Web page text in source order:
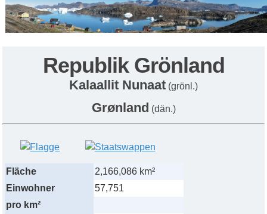
Republik Grönland
Kalaallit Nunaat (grönl.)
Grønland (dän.)
Fläche
2,166,086 km²
Einwohner
57,751
pro km²